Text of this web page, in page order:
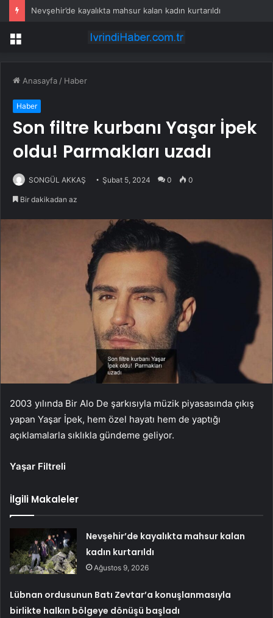
Nevşehir’de kayalıkta mahsur kalan kadın kurtarıldı
Menü
Anasayfa / Haber
Haber
Son filtre kurbanı Yaşar İpek
oldu! Parmakları uzadı
SONGÜL AKKAŞ Şubat 5, 2024 0 0
Bir dakikadan az
2003 yılında Bir Alo De şarkısıyla müzik piyasasında çıkış
yapan Yaşar İpek, hem özel hayatı hem de yaptığı
açıklamalarla sıklıkla gündeme geliyor.
Yaşar Filtreli
İlgili Makaleler
Nevşehir’de kayalıkta mahsur kalan
kadın kurtarıldı
Ağustos 9, 2026
Lübnan ordusunun Batı Zevtar’a konuşlanmasıyla
birlikte halkın bölgeye dönüşü başladı